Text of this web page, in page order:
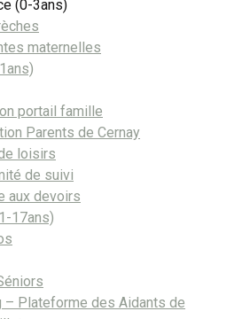
(0-3ans)
maternelles
portail famille
Parents de Cernay
loisirs
de suivi
aux devoirs
17ans)
– Plateforme des Aidants de